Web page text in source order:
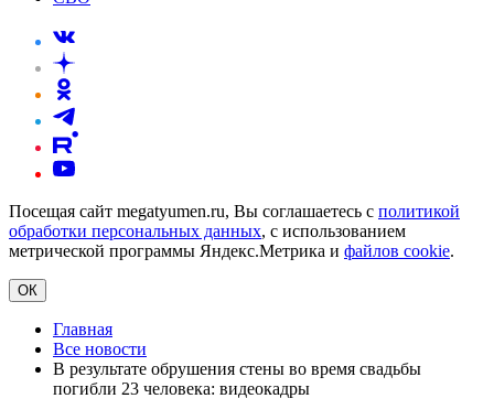
Посещая сайт megatyumen.ru, Вы соглашаетесь с политикой
обработки персональных данных, с использованием
метрической программы Яндекс.Метрика и файлов cookie.
ОК
Главная
Все новости
В результате обрушения стены во время свадьбы
погибли 23 человека: видеокадры